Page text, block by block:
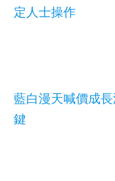
定人士操作
藍白漫天喊價成
鍵